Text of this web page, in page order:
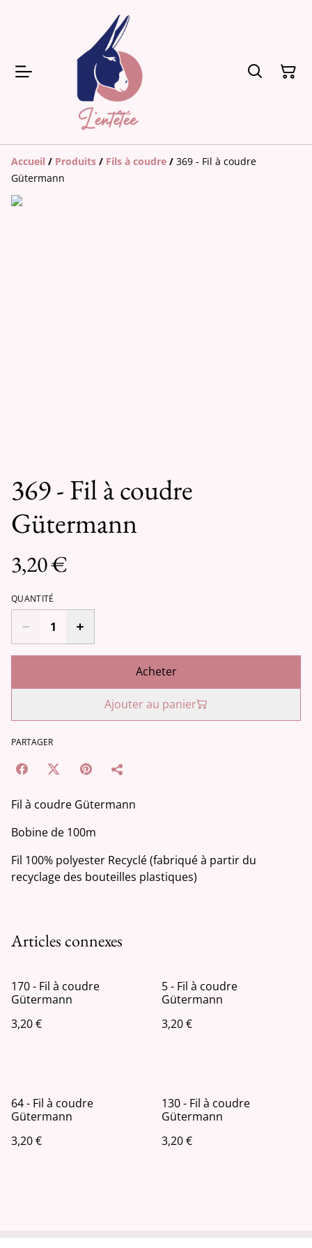
Accueil / Produits / Fils à coudre / 369 - Fil à coudre
Gütermann
369 - Fil à coudre
Gütermann
3,20 €
QUANTITÉ
Acheter
Ajouter au panier
PARTAGER
Fil à coudre Gütermann
Bobine de 100m
Fil 100% polyester Recyclé (fabriqué à partir du
recyclage des bouteilles plastiques)
Articles connexes
170 - Fil à coudre
Gütermann
3,20 €
5 - Fil à coudre
Gütermann
3,20 €
64 - Fil à coudre
Gütermann
3,20 €
130 - Fil à coudre
Gütermann
3,20 €